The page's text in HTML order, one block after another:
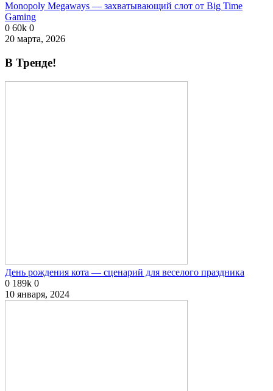
Monopoly Megaways — захватывающий слот от Big Time
Gaming
0 60k 0
20 марта, 2026
В Тренде!
День рождения кота — сценарий для веселого праздника
0 189k 0
10 января, 2024